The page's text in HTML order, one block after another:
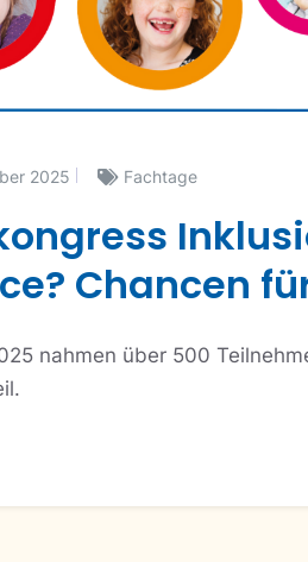
2025 Fachtage
Chancen
nahmen über 500